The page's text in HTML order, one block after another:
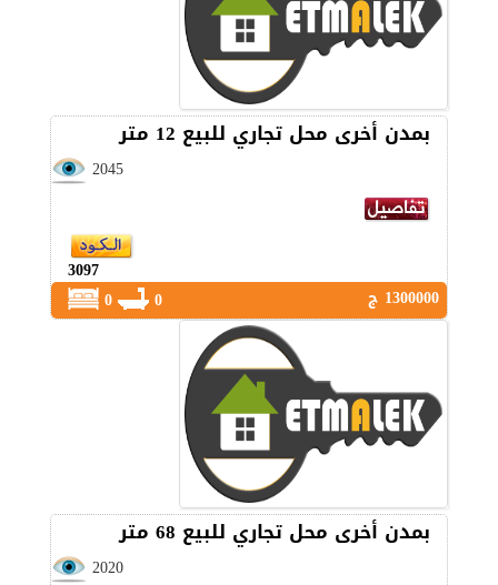
بمدن أخرى محل تجاري للبيع 12 متر
2045
3097
1300000 ج
0
بمدن أخرى محل تجاري للبيع 68 متر
2020